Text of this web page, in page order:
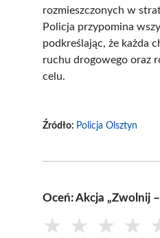
rozmieszczonych w
Policja przypomina
podkreślając, że każda
ruchu drogowego oraz
celu.
Źródło: Policja Olsztyn
Oceń: Akcja „Zwolnij
★ ★ ★ ★